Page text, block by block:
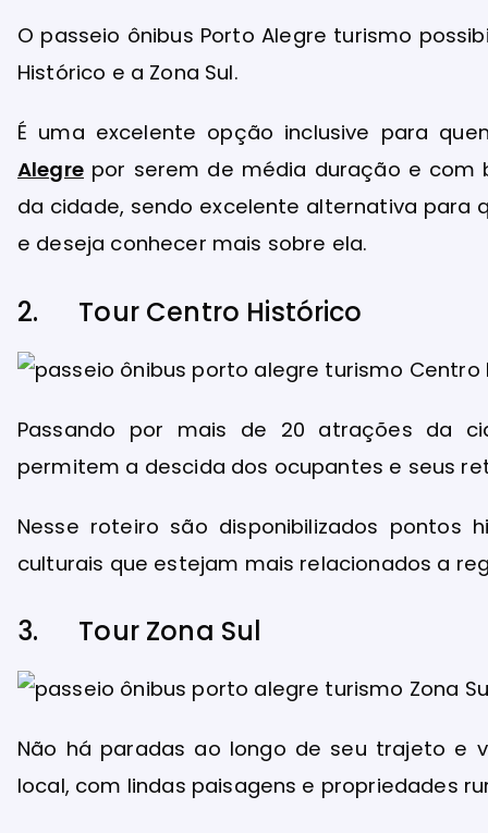
O passeio ônibus Porto Alegre turismo
Histórico e a Zona Sul.
É uma excelente opção inclusive para
Alegrepor serem de média duração e com
da cidade, sendo excelente alternativa para
e deseja conhecer mais sobre ela.
2. Tour Centro Histórico
Passando por mais de 20 atrações da
permitem a descida dos ocupantes e seus
Nesse roteiro são disponibilizados pontos
culturais que estejam mais relacionados a
3. Tour Zona Sul
Não há paradas ao longo de seu trajeto e
local, com lindas paisagens e propriedades